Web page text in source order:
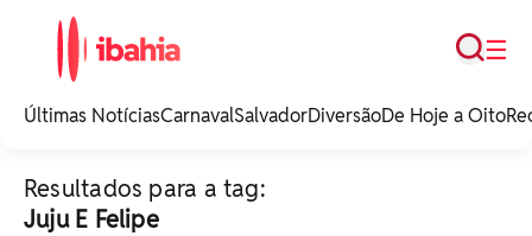
noticias e
☰
Busca
Últimas NotíciasCarnavalSalvadorDiversãoDe Hoje a Oito
Resultados para a tag:
Juju E Felipe